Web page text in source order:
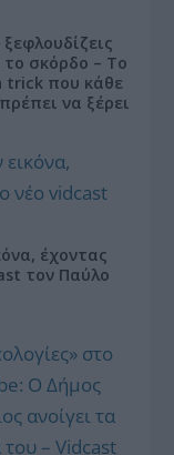
το σκόρδο – Το
trick που κάθε
να ξέρει
έχοντας
τον Παύλο